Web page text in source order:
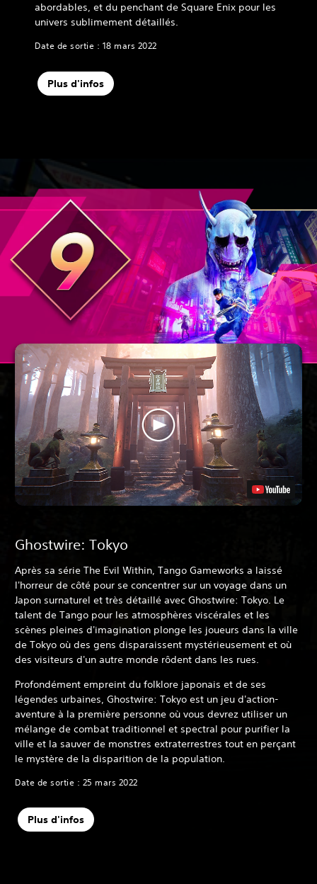
abordables, et du penchant de Square Enix pour les
univers sublimement détaillés.
Date de sortie : 18 mars 2022
Plus d'infos
Ghostwire: Tokyo
Après sa série The Evil Within, Tango Gameworks a laissé
l'horreur de côté pour se concentrer sur un voyage dans un
Japon surnaturel et très détaillé avec Ghostwire: Tokyo. Le
talent de Tango pour les atmosphères viscérales et les
scènes pleines d'imagination plonge les joueurs dans la ville
de Tokyo où des gens disparaissent mystérieusement et où
des visiteurs d'un autre monde rôdent dans les rues.
Profondément empreint du folklore japonais et de ses
légendes urbaines, Ghostwire: Tokyo est un jeu d'action-
aventure à la première personne où vous devrez utiliser un
mélange de combat traditionnel et spectral pour purifier la
ville et la sauver de monstres extraterrestres tout en perçant
le mystère de la disparition de la population.
Date de sortie : 25 mars 2022
Plus d'infos